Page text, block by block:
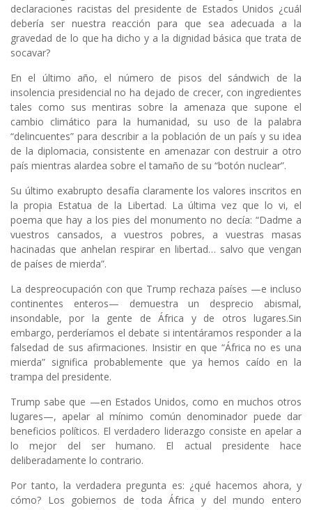
declaraciones racistas del presidente de Estados Unidos ¿cuál
debería ser nuestra reacción para que sea adecuada a la
gravedad de lo que ha dicho y a la dignidad básica que trata de
socavar?
En el último año, el número de pisos del sándwich de la
insolencia presidencial no ha dejado de crecer, con ingredientes
tales como sus mentiras sobre la amenaza que supone el
cambio climático para la humanidad, su uso de la palabra
“delincuentes” para describir a la población de un país y su idea
de la diplomacia, consistente en amenazar con destruir a otro
país mientras alardea sobre el tamaño de su “botón nuclear”.
Su último exabrupto desafía claramente los valores inscritos en
la propia Estatua de la Libertad. La última vez que lo vi, el
poema que hay a los pies del monumento no decía: “Dadme a
vuestros cansados, a vuestros pobres, a vuestras masas
hacinadas que anhelan respirar en libertad… salvo que vengan
de países de mierda”.
La despreocupación con que Trump rechaza países —e incluso
continentes enteros— demuestra un desprecio abismal,
insondable, por la gente de África y de otros lugares.Sin
embargo, perderíamos el debate si intentáramos responder a la
falsedad de sus afirmaciones. Insistir en que “África no es una
mierda” significa probablemente que ya hemos caído en la
trampa del presidente.
Trump sabe que —en Estados Unidos, como en muchos otros
lugares—, apelar al mínimo común denominador puede dar
beneficios políticos. El verdadero liderazgo consiste en apelar a
lo mejor del ser humano. El actual presidente hace
deliberadamente lo contrario.
Por tanto, la verdadera pregunta es: ¿qué hacemos ahora, y
cómo? Los gobiernos de toda África y del mundo entero